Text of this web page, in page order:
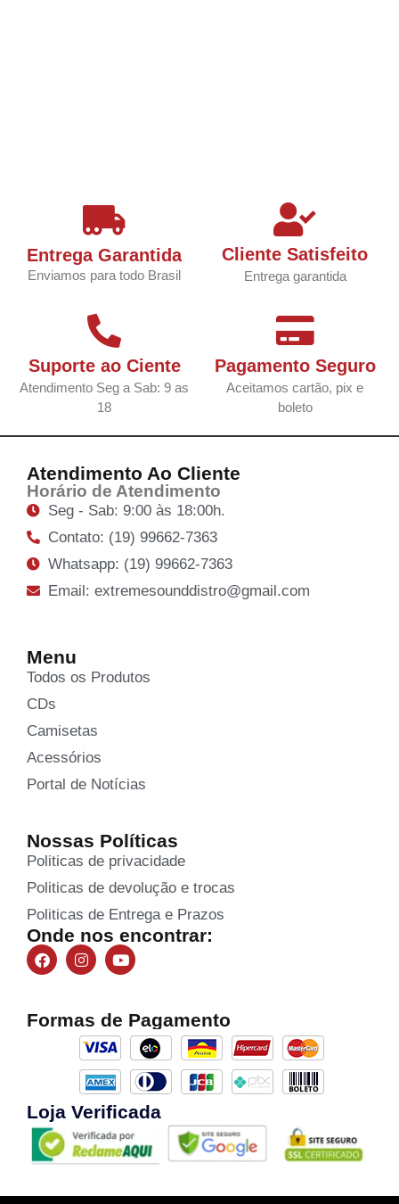
Entrega Garantida
Enviamos para todo Brasil
Cliente Satisfeito
Entrega garantida
Suporte ao Ciente
Atendimento Seg a Sab: 9 as
18
Pagamento Seguro
Aceitamos cartão, pix e
boleto
Atendimento Ao Cliente
Horário de Atendimento
Seg - Sab: 9:00 às 18:00h.
Contato: (19) 99662-7363
Whatsapp: (19) 99662-7363
Email: extremesounddistro@gmail.com
Menu
Todos os Produtos
CDs
Camisetas
Acessórios
Portal de Notícias
Nossas Políticas
Politicas de privacidade
Politicas de devolução e trocas
Politicas de Entrega e Prazos
Onde nos encontrar:
Formas de Pagamento
Loja Verificada